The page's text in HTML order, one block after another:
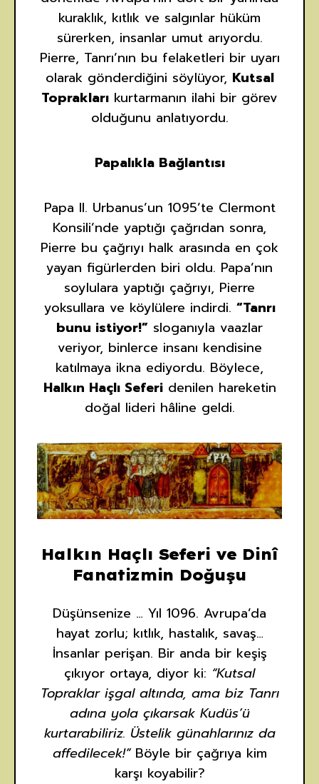
kuraklık, kıtlık ve salgınlar hüküm
sürerken, insanlar umut arıyordu.
Pierre, Tanrı’nın bu felaketleri bir uyarı
olarak gönderdiğini söylüyor, Kutsal
Toprakları kurtarmanın ilahi bir görev
olduğunu anlatıyordu.
Papalıkla Bağlantısı
Papa II. Urbanus’un 1095’te Clermont
Konsili’nde yaptığı çağrıdan sonra,
Pierre bu çağrıyı halk arasında en çok
yayan figürlerden biri oldu. Papa’nın
soylulara yaptığı çağrıyı, Pierre
yoksullara ve köylülere indirdi. “Tanrı
bunu istiyor!” sloganıyla vaazlar
veriyor, binlerce insanı kendisine
katılmaya ikna ediyordu. Böylece,
Halkın Haçlı Seferidenilen hareketin
doğal lideri hâline geldi.
Halkın Haçlı Seferi ve Dinî
Fanatizmin Doğuşu
Düşünsenize … Yıl 1096. Avrupa’da
hayat zorlu; kıtlık, hastalık, savaş…
İnsanlar perişan. Bir anda bir keşiş
çıkıyor ortaya, diyor ki: “Kutsal
Topraklar işgal altında, ama biz Tanrı
adına yola çıkarsak Kudüs’ü
kurtarabiliriz. Üstelik günahlarınız da
affedilecek!”Böyle bir çağrıya kim
karşı koyabilir?